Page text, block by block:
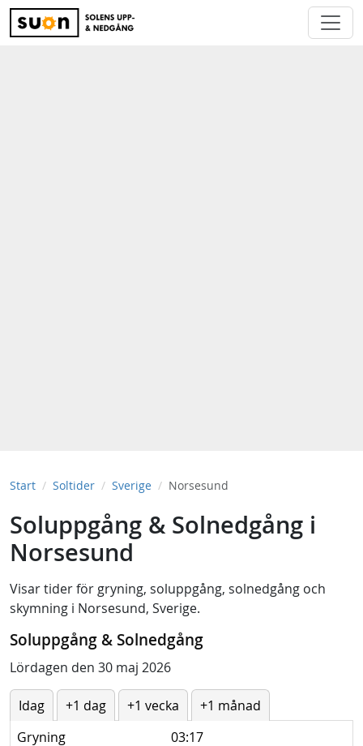
Start Soltider Sverige Norsesund
Soluppgång & Solnedgång i
Norsesund
Visar tider för gryning, soluppgång, solnedgång och
skymning i Norsesund, Sverige.
Soluppgång & Solnedgång
Lördagen den 30 maj 2026
Idag +1 dag +1 vecka
+1 månad
Gryning
03:17